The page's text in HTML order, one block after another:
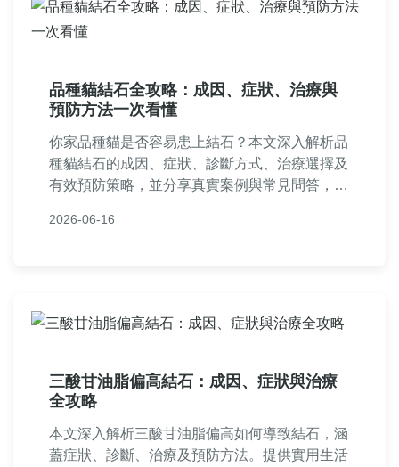
品種貓結石全攻略：成因、症狀、治療與
預防方法一次看懂
你家品種貓是否容易患上結石？本文深入解析品
種貓結石的成因、症狀、診斷方式、治療選擇及
有效預防策略，並分享真實案例與常見問答，幫
2026-06-16
三酸甘油脂偏高結石：成因、症狀與治療
全攻略
本文深入解析三酸甘油脂偏高如何導致結石，涵
蓋症狀、診斷、治療及預防方法。提供實用生活